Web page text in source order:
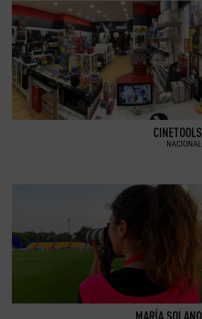
CINETOOLS
NACIONAL
MARÍA SOLANO